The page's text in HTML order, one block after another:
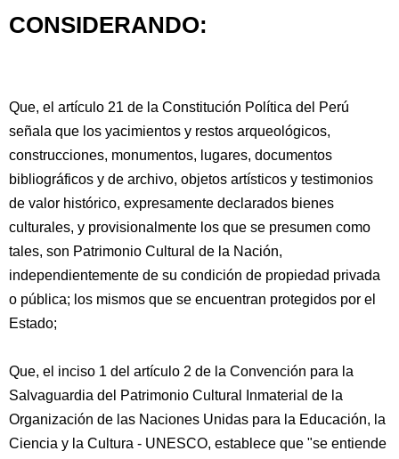
CONSIDERANDO:
Que, el artículo 21 de la Constitución Política del Perú
señala que los yacimientos y restos arqueológicos,
construcciones, monumentos, lugares, documentos
bibliográficos y de archivo, objetos artísticos y testimonios
de valor histórico, expresamente declarados bienes
culturales, y provisionalmente los que se presumen como
tales, son Patrimonio Cultural de la Nación,
independientemente de su condición de propiedad privada
o pública; los mismos que se encuentran protegidos por el
Estado;
Que, el inciso 1 del artículo 2 de la Convención para la
Salvaguardia del Patrimonio Cultural Inmaterial de la
Organización de las Naciones Unidas para la Educación, la
Ciencia y la Cultura - UNESCO, establece que "se entiende